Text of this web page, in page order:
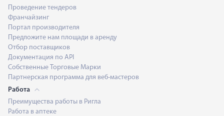
Проведение тендеров
Франчайзинг
Портал производителя
Предложите нам площади в аренду
Отбор поставщиков
Документация по API
Собственные Торговые Марки
Партнерская программа для веб-мастеров
Работа
Преимущества работы в Ригла
Работа в аптеке